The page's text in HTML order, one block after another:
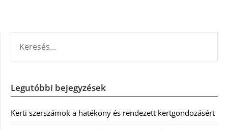
Legutóbbi bejegyzések
Kerti szerszámok a hatékony és rendezett kertgondozásért